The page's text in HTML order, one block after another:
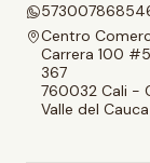
Centro
Carrera 100
367
760032 Cali -
Valle del